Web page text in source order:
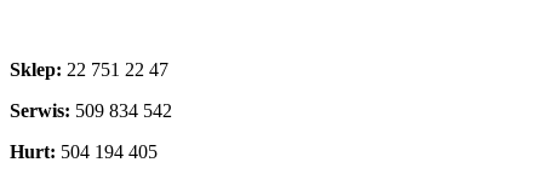
Sklep: 22 751 22 47
Serwis: 509 834 542
Hurt: 504 194 405